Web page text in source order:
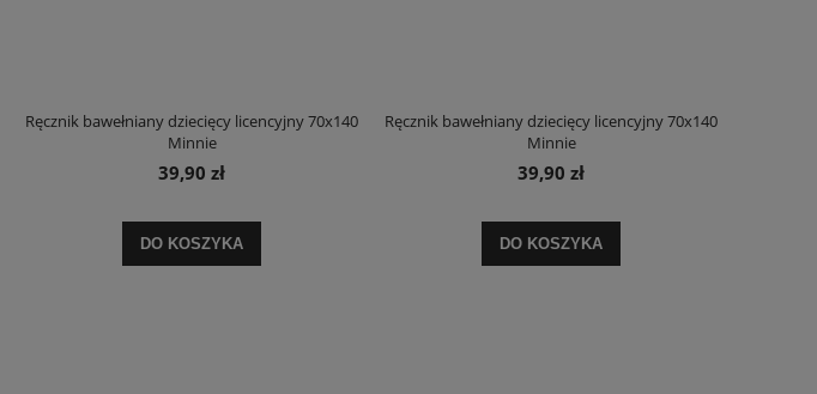
Ręcznik bawełniany dziecięcy licencyjny 70x140
Minnie
39,90 zł
DO KOSZYKA
Ręcznik bawełniany dziecięcy licencyjny 70x140
Minnie
39,90 zł
DO KOSZYKA